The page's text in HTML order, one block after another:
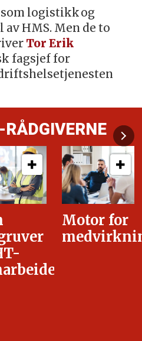
logistikk og
HMS. Men de to
Tor Erik
fagsjef for
for
i